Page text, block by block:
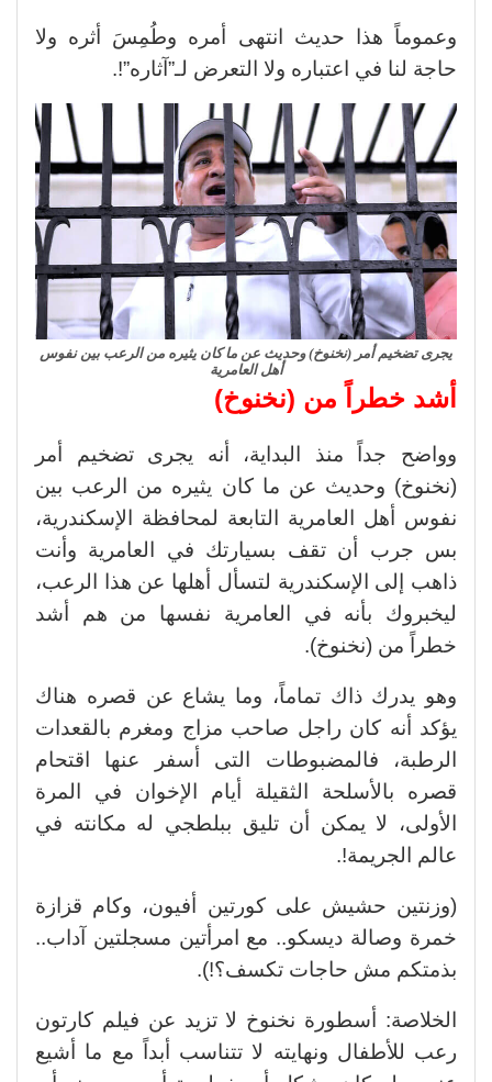
وعموماً هذا حديث انتهى أمره وطُمِسَ أثره ولا
حاجة لنا في اعتباره ولا التعرض لـ”آثاره”!.
يجرى تضخيم أمر (نخنوخ) وحديث عن ما كان يثيره من الرعب بين نفوس
أهل العامرية
أشد خطراً من (نخنوخ)
وواضح جداً منذ البداية، أنه يجرى تضخيم أمر
(نخنوخ) وحديث عن ما كان يثيره من الرعب بين
نفوس أهل العامرية التابعة لمحافظة الإسكندرية،
بس جرب أن تقف بسيارتك في العامرية وأنت
ذاهب إلى الإسكندرية لتسأل أهلها عن هذا الرعب،
ليخبروك بأنه في العامرية نفسها من هم أشد
خطراً من (نخنوخ).
وهو يدرك ذاك تماماً، وما يشاع عن قصره هناك
يؤكد أنه كان راجل صاحب مزاج ومغرم بالقعدات
الرطبة، فالمضبوطات التى أسفر عنها اقتحام
قصره بالأسلحة الثقيلة أيام الإخوان في المرة
الأولى، لا يمكن أن تليق ببلطجي له مكانته في
عالم الجريمة!.
(وزنتين حشيش على كورتين أفيون، وكام قزازة
خمرة وصالة ديسكو.. مع امرأتين مسجلتين آداب..
بذمتكم مش حاجات تكسف؟!).
الخلاصة: أسطورة نخنوخ لا تزيد عن فيلم كارتون
رعب للأطفال ونهايته لا تتناسب أبداً مع ما أشيع